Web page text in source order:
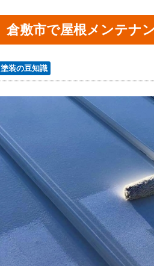
倉敷市で屋根メンテナ
塗装の豆知識